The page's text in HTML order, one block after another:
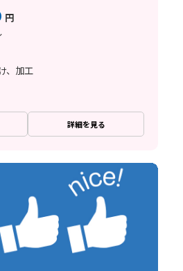
ック部品の製造スタッフ募集
群馬県太田
円
、加工
詳細を見る